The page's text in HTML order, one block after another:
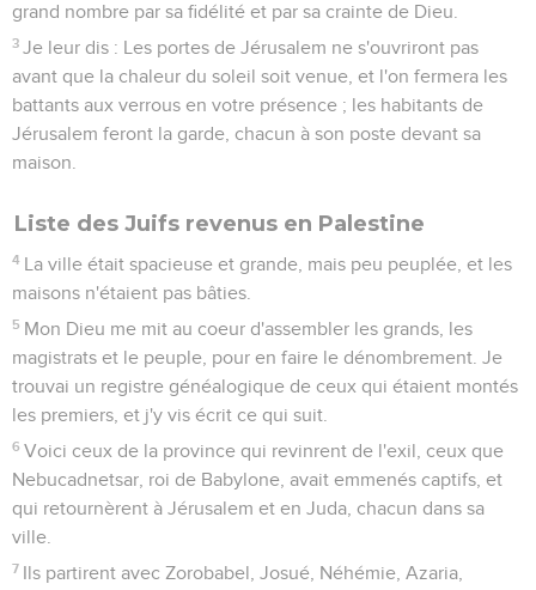
grand nombre par sa fidélité et par sa crainte de Dieu.
3 Je leur dis : Les portes de Jérusalem ne s'ouvriront pas
avant que la chaleur du soleil soit venue, et l'on fermera les
battants aux verrous en votre présence ; les habitants de
Jérusalem feront la garde, chacun à son poste devant sa
maison.
Liste des Juifs revenus en Palestine
4 La ville était spacieuse et grande, mais peu peuplée, et les
maisons n'étaient pas bâties.
5 Mon Dieu me mit au coeur d'assembler les grands, les
magistrats et le peuple, pour en faire le dénombrement. Je
trouvai un registre généalogique de ceux qui étaient montés
les premiers, et j'y vis écrit ce qui suit.
6 Voici ceux de la province qui revinrent de l'exil, ceux que
Nebucadnetsar, roi de Babylone, avait emmenés captifs, et
qui retournèrent à Jérusalem et en Juda, chacun dans sa
ville.
7 Ils partirent avec Zorobabel, Josué, Néhémie, Azaria,